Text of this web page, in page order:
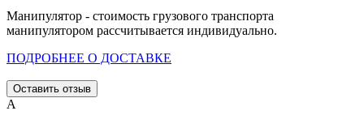
Манипулятор - стоимость грузового транспорта
манипулятором рассчитывается индивидуально.
ПОДРОБНЕЕ О ДОСТАВКЕ
Оставить отзыв
А